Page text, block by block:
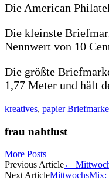
Die American
Die kleinste
Nennwert von 10
Die größte
1,77 Meter und hält
kreatives, papier Briefmarke
frau nahtlust
More Posts
Artikel-
Navigation
Previous Article←
Next ArticleMittwochsMix: